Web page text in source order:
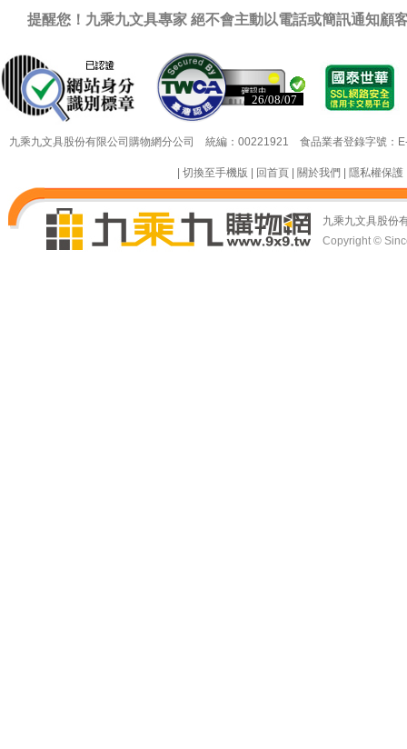
提醒您！九乘九文具專家 絕不會主動以電話或簡訊通知顧
已認證
已認證
九乘九文具股份有限公司購物網分公司 統編：00221921 食品業者登錄字號
| 切換至手機版 | 回首頁| 關於我們| 隱私權保護
九乘九文具股份
Copyright ©